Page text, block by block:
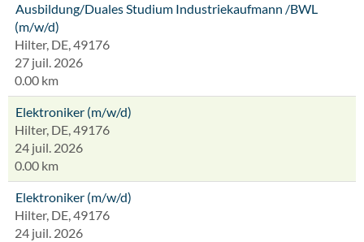
Ausbildung/Duales Studium Industriekaufmann /BWL
(m/w/d)
Hilter, DE, 49176
27 juil. 2026
0.00 km
Elektroniker (m/w/d)
Hilter, DE, 49176
24 juil. 2026
0.00 km
Elektroniker (m/w/d)
Hilter, DE, 49176
24 juil. 2026